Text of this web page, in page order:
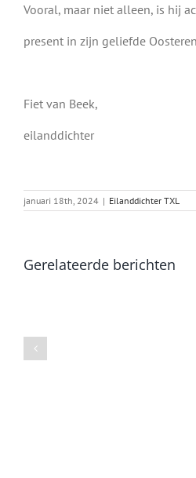
Vooral, maar niet alleen, is hij
present in zijn geliefde
Fiet van Beek,
eilanddichter
januari 18th, 2024 | Eilanddichter TXL
Gerelateerde berichten